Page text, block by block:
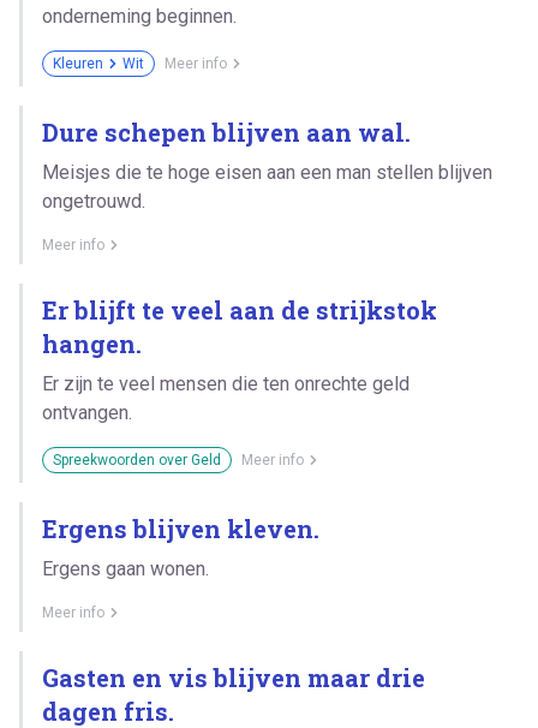
onderneming beginnen.
Kleuren Wit Meer info
Dure schepen blijven aan wal.
Meisjes die te hoge eisen aan een man stellen blijven
ongetrouwd.
Meer info
Er blijft te veel aan de strijkstok
hangen.
Er zijn te veel mensen die ten onrechte geld
ontvangen.
Spreekwoorden over Geld Meer info
Ergens blijven kleven.
Ergens gaan wonen.
Meer info
Gasten en vis blijven maar drie
dagen fris.